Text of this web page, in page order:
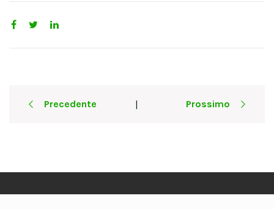
navigationPrecedente | Prossimo